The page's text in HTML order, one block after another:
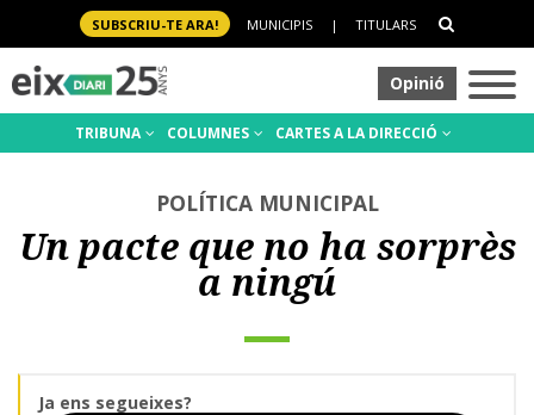
SUBSCRIU-TE ARA! MUNICIPIS | TITULARS
Opinió
TRIBUNA COLUMNES CARTES A LA DIRECCIÓ
POLÍTICA MUNICIPAL
Un pacte que no ha sorprès
a ningú
Ja ens segueixes?